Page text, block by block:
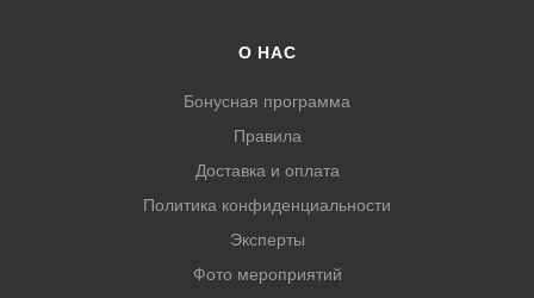
О НАС
Бонусная программа
Правила
Доставка и оплата
Политика конфиденциальности
Эксперты
Фото мероприятий